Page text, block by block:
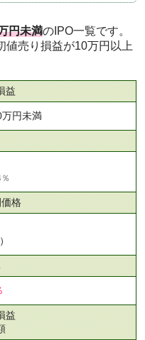
円未満のIPO一覧です。
値売り損益が10万円以上
益
円未満
格
益